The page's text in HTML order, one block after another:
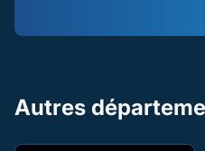
Autres